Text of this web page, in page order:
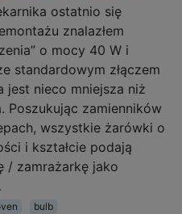
ostatnio się
znalazłem
o mocy 40 W i
standardowym złączem
jest nieco mniejsza niż
Poszukując zamienników
wszystkie żarówki o
i kształcie podają
/ zamrażarkę jako
bulb